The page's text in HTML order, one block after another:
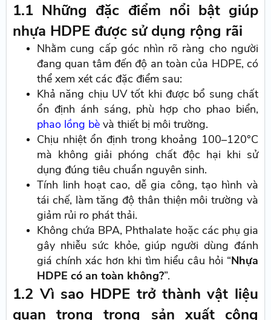
1.1 Những đặc điểm nổi bật giúp
nhựa HDPE được sử dụng rộng rãi
Nhằm cung cấp góc nhìn rõ ràng cho người
đang quan tâm đến độ an toàn của HDPE, có
thể xem xét các đặc điểm sau:
Khả năng chịu UV tốt khi được bổ sung chất
ổn định ánh sáng, phù hợp cho phao biển,
phao lồng bèvà thiết bị môi trường.
Chịu nhiệt ổn định trong khoảng 100–120°C
mà không giải phóng chất độc hại khi sử
dụng đúng tiêu chuẩn nguyên sinh.
Tính linh hoạt cao, dễ gia công, tạo hình và
tái chế, làm tăng độ thân thiện môi trường và
giảm rủi ro phát thải.
Không chứa BPA, Phthalate hoặc các phụ gia
gây nhiễu sức khỏe, giúp người dùng đánh
giá chính xác hơn khi tìm hiểu câu hỏi “Nhựa
HDPE có an toàn không?”.
1.2 Vì sao HDPE trở thành vật liệu
quan trọng trong sản xuất công